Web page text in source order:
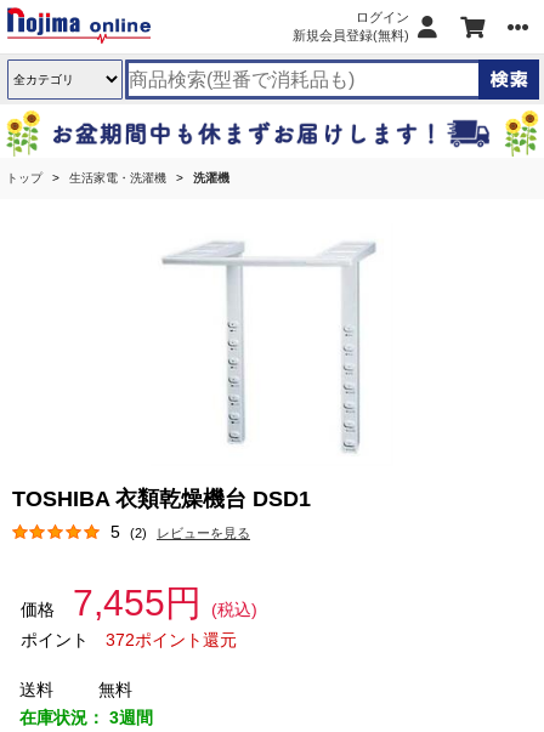
ログイン
新規会員登録(無料)
トップ 生活家電・洗濯機 洗濯機
TOSHIBA 衣類乾燥機台 DSD1
5 (2) レビューを見る
価格 7,455円
(税込)
ポイント
372ポイント還元
送料
無料
在庫状況： 3週間